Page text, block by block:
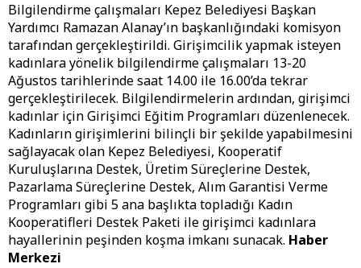
Bilgilendirme çalışmaları Kepez Belediyesi Başkan
Yardımcı Ramazan Alanay’ın başkanlığındaki komisyon
tarafından gerçekleştirildi. Girişimcilik yapmak isteyen
kadınlara yönelik bilgilendirme çalışmaları 13-20
Ağustos tarihlerinde saat 14.00 ile 16.00’da tekrar
gerçekleştirilecek. Bilgilendirmelerin ardından, girişimci
kadınlar için Girişimci Eğitim Programları düzenlenecek.
Kadınların girişimlerini bilinçli bir şekilde yapabilmesini
sağlayacak olan Kepez Belediyesi, Kooperatif
Kuruluşlarına Destek, Üretim Süreçlerine Destek,
Pazarlama Süreçlerine Destek, Alım Garantisi Verme
Programları gibi 5 ana başlıkta topladığı Kadın
Kooperatifleri Destek Paketi ile girişimci kadınlara
hayallerinin peşinden koşma imkanı sunacak. Haber
Merkezi